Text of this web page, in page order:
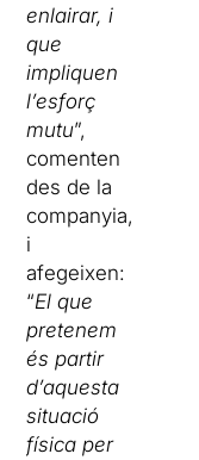
enlairar, i
que
impliquen
l’esforç
mutu”,
comenten
des de la
companyia,
i
afegeixen:
“El que
pretenem
és partir
d’aquesta
situació
física per